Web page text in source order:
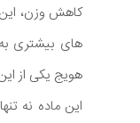
کاهش وزن،
های بیشتری
هویج یکی از
این ماده نه